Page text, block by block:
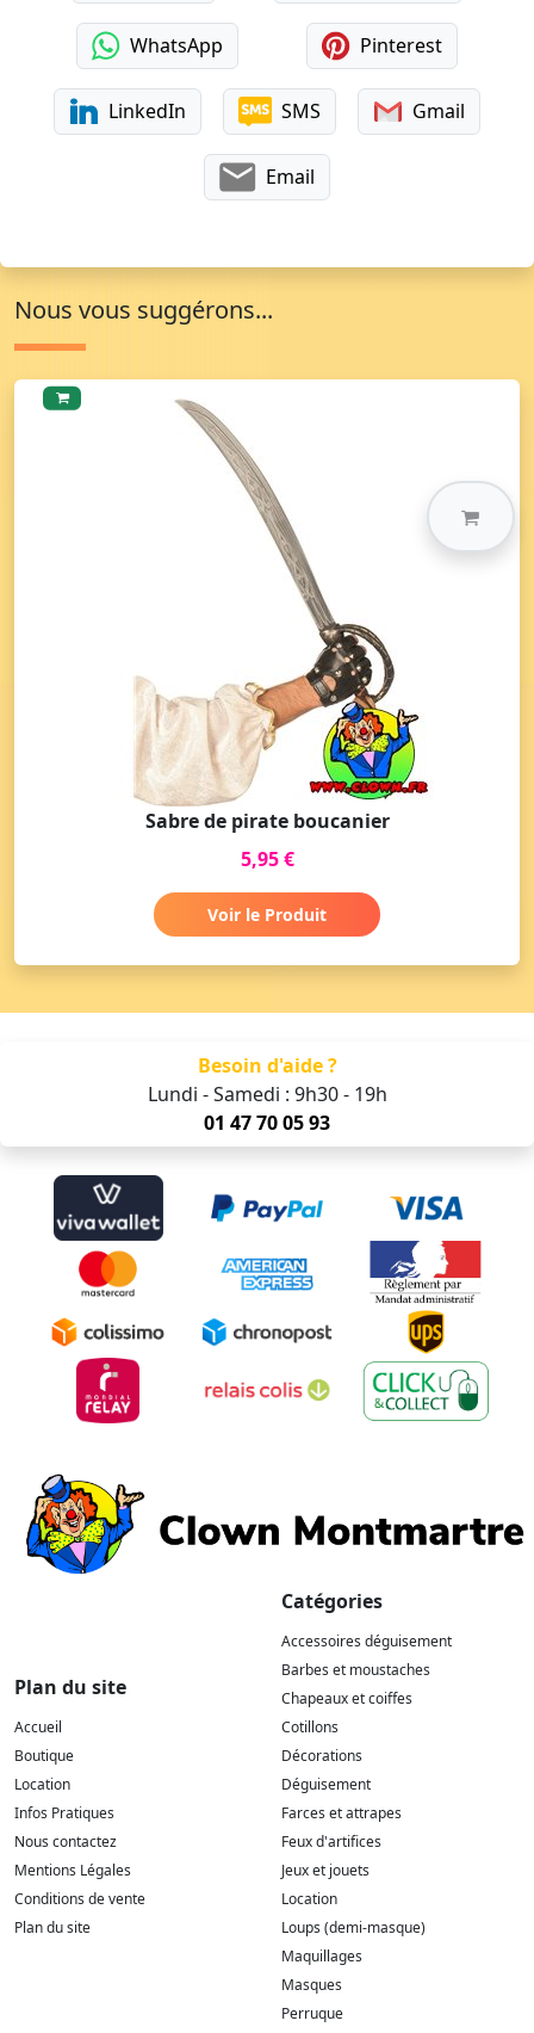
WhatsApp Pinterest
LinkedIn SMS Gmail
Email
Nous vous suggérons...
Sabre de pirate boucanier
5,95 €
Voir le Produit
Besoin d'aide ?
Lundi - Samedi : 9h30 - 19h
01 47 70 05 93
Plan du site
Accueil
Boutique
Location
Infos Pratiques
Nous contactez
Mentions Légales
Conditions de vente
Plan du site
Catégories
Accessoires déguisement
Barbes et moustaches
Chapeaux et coiffes
Cotillons
Décorations
Déguisement
Farces et attrapes
Feux d'artifices
Jeux et jouets
Location
Loups (demi-masque)
Maquillages
Masques
Perruque